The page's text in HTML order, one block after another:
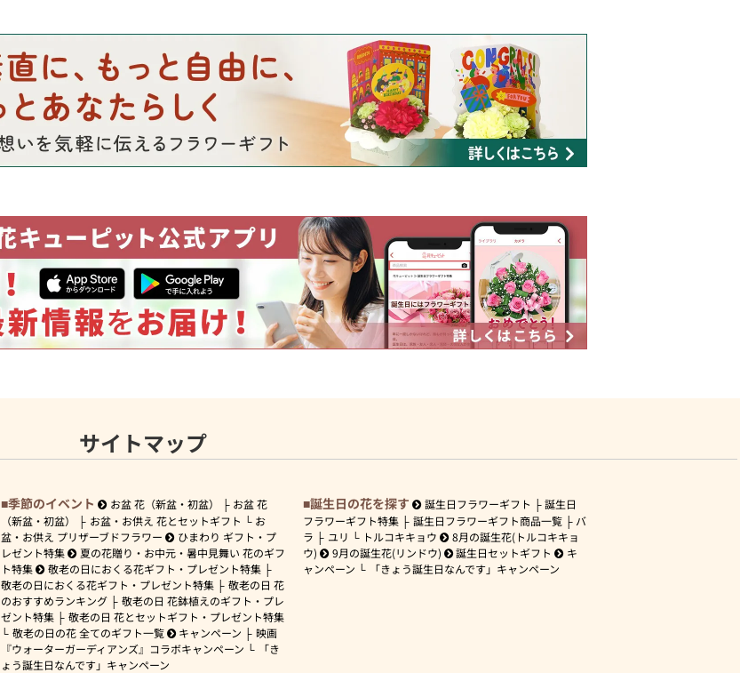
サイトマップ
季節のイベント お盆 花（新盆・初盆）
お盆 花
（新盆・初盆）
お盆・お供え 花とセットギフト
お
盆・お供え プリザーブドフラワー
ひまわり ギフト・プ
レゼント特集
夏の花贈り・お中元・暑中見舞い 花のギフ
ト特集
敬老の日におくる花ギフト・プレゼント特集
敬老の日におくる花ギフト・プレゼント特集
敬老の日 花
のおすすめランキング
敬老の日 花鉢植えのギフト・プレ
ゼント特集
敬老の日 花とセットギフト・プレゼント特集
敬老の日の花 全てのギフト一覧
キャンペーン
映画
『ウォーターガーディアンズ』コラボキャンペーン
「き
ょう誕生日なんです」キャンペーン
誕生日の花を探す 誕生日フラワーギフト
誕生日
フラワーギフト特集
誕生日フラワーギフト商品一覧
バ
ラ
ユリ トルコキキョウ
8月の誕生花(トルコキキョ
ウ)
9月の誕生花(リンドウ) 誕生日セットギフト
キ
ャンペーン
「きょう誕生日なんです」キャンペーン